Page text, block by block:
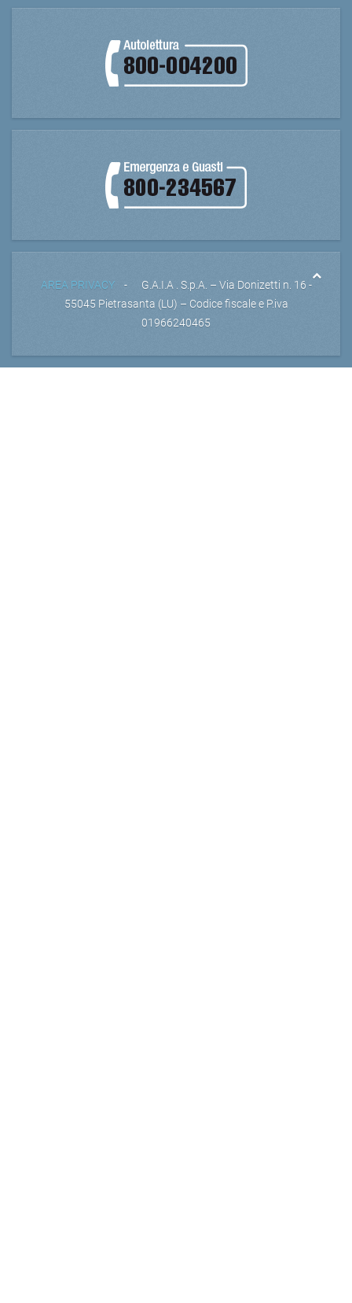
AREA PRIVACY- G.A.I.A . S.p.A. – Via Donizetti n. 16 -
55045 Pietrasanta (LU) – Codice fiscale e P.iva
01966240465